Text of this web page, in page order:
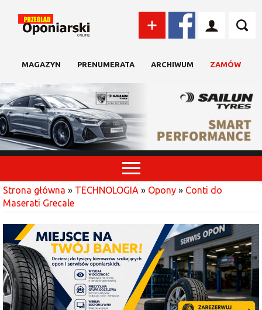
MAGAZYN PRENUMERATA ARCHIWUM ZAMÓW
Strona główna » TECHNOLOGIA » Opony » Conti do
Maserati Grecale